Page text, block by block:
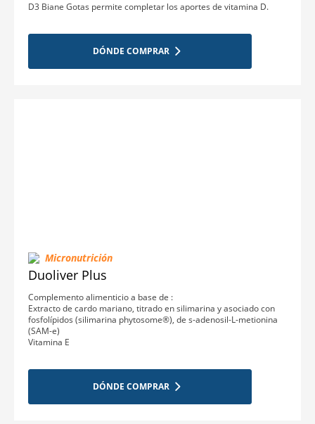
D3 Biane Gotas permite completar los aportes de vitamina D.
DÓNDE COMPRAR
Micronutrición
Duoliver Plus
Complemento alimenticio a base de :
Extracto de cardo mariano, titrado en silimarina y asociado con
fosfolípidos (silimarina phytosome®), de s-adenosil-L-metionina
(SAM-e)
Vitamina E
DÓNDE COMPRAR